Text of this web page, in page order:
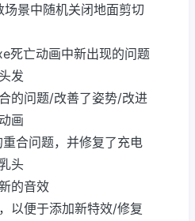
景中随机关闭地面剪切
死亡动画中新出现的问题
发
的问题/改善了姿势/改进
画
合问题，并修复了充电
头
的音效
以便于添加新特效/修复